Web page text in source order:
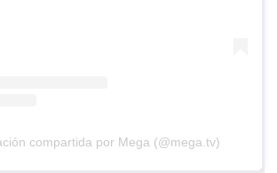
compartida por Mega (@mega.tv)